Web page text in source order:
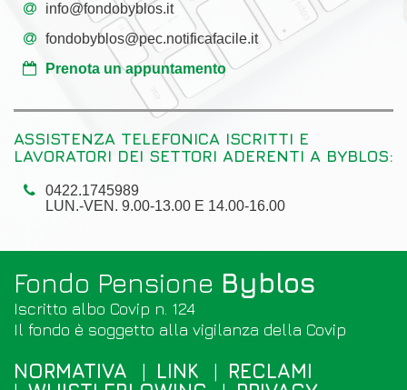
info@fondobyblos.it
fondobyblos@pec.notificafacile.it
Prenota un appuntamento
ASSISTENZA TELEFONICA ISCRITTI E
LAVORATORI DEI SETTORI ADERENTI A BYBLOS:
0422.1745989
LUN.-VEN. 9.00-13.00 E 14.00-16.00
Fondo Pensione Byblos
Iscritto albo Covip n. 124
Il fondo è soggetto alla vigilanza della Covip
NORMATIVA LINK
RECLAMI